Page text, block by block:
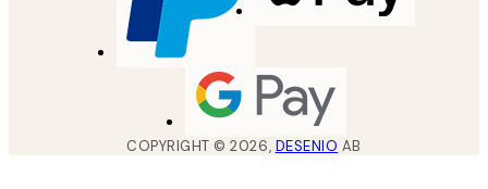
COPYRIGHT ©2026, DESENIO AB